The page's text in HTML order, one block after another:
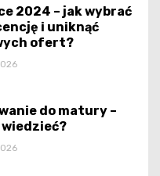
2024 – jak wybrać
i uniknąć
ofert?
do matury –